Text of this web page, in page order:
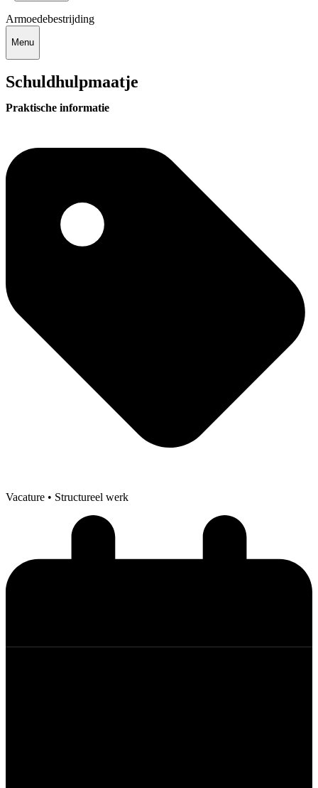
Armoedebestrijding
Menu
Schuldhulpmaatje
Praktische informatie
Vacature • Structureel werk